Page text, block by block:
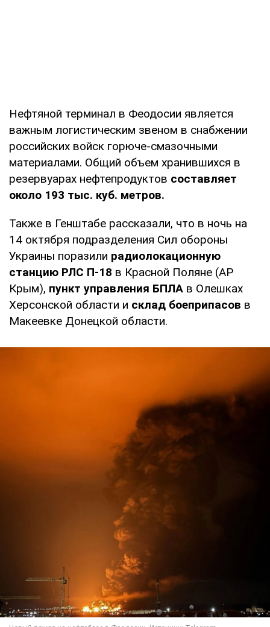
Нефтяной терминал в Феодосии является
важным логистическим звеном в снабжении
российских войск горюче-смазочными
материалами. Общий объем хранившихся в
резервуарах нефтепродуктов составляет
около 193 тыс. куб. метров.
Также в Генштабе рассказали, что в ночь на
14 октября подразделения Сил обороны
Украины поразили радиолокационную
станцию ​​РЛС П-18 в Красной Поляне (АР
Крым), пункт управления БПЛА в Олешках
Херсонской области и склад боеприпасов в
Макеевке Донецкой области.